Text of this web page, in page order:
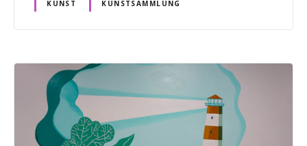
KUNST
KUNSTSAMMLUNG